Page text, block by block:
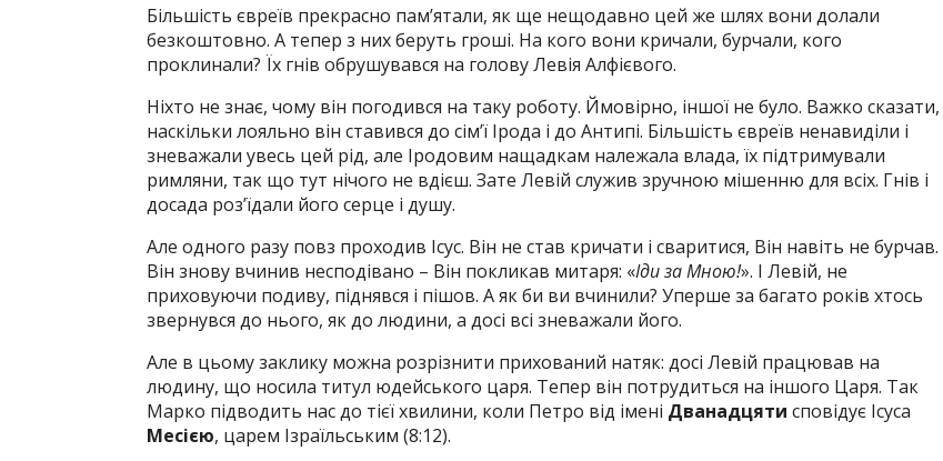
Більшість євреїв прекрасно пам’ятали, як ще нещодавно цей же шлях вони долали
безкоштовно. А тепер з них беруть гроші. На кого вони кричали, бурчали, кого
проклинали? Їх гнів обрушувався на голову Левія Алфієвого.
Ніхто не знає, чому він погодився на таку роботу. Ймовірно, іншої не було. Важко сказати,
наскільки лояльно він ставився до сім’ї Ірода і до Антипі. Більшість євреїв ненавиділи і
зневажали увесь цей рід, але Іродовим нащадкам належала влада, їх підтримували
римляни, так що тут нічого не вдієш. Зате Левій служив зручною мішенню для всіх. Гнів і
досада роз’їдали його серце і душу.
Але одного разу повз проходив Ісус. Він не став кричати і сваритися, Він навіть не бурчав.
Він знову вчинив несподівано – Він покликав митаря: «Іди за Мною!». І Левій, не
приховуючи подиву, піднявся і пішов. А як би ви вчинили? Уперше за багато років хтось
звернувся до нього, як до людини, а досі всі зневажали його.
Але в цьому заклику можна розрізнити прихований натяк: досі Левій працював на
людину, що носила титул юдейського царя. Тепер він потрудиться на іншого Царя. Так
Марко підводить нас до тієї хвилини, коли Петро від імені Дванадцяти сповідує Ісуса
Месією, царем Ізраїльським (8:12).